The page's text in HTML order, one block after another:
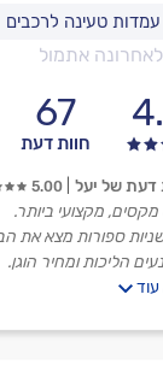
אתמול
67
חוות דעת
דעת של יעל 5.00
מקסים, מקצועי ביותר.
ספורות מצא את
הליכות ומחיר הוגן.
לך אפרים.״